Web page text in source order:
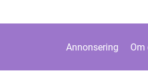
Annonsering Om